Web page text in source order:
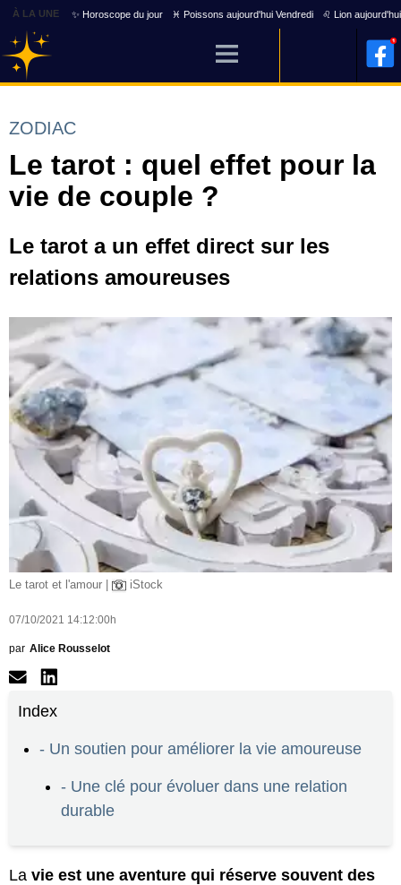
À LA UNE ✨ Horoscope du jour ♓ Poissons aujourd'hui Vendredi ♌ Lion
ZODIAC
Le tarot : quel effet pour la
vie de couple ?
Le tarot a un effet direct sur les
relations amoureuses
Le tarot et l'amour | iStock
07/10/2021 14:12:00h
par Alice Rousselot
Index
- Un soutien pour améliorer la vie amoureuse
- Une clé pour évoluer dans une relation
durable
La vie est une aventure qui réserve souvent des